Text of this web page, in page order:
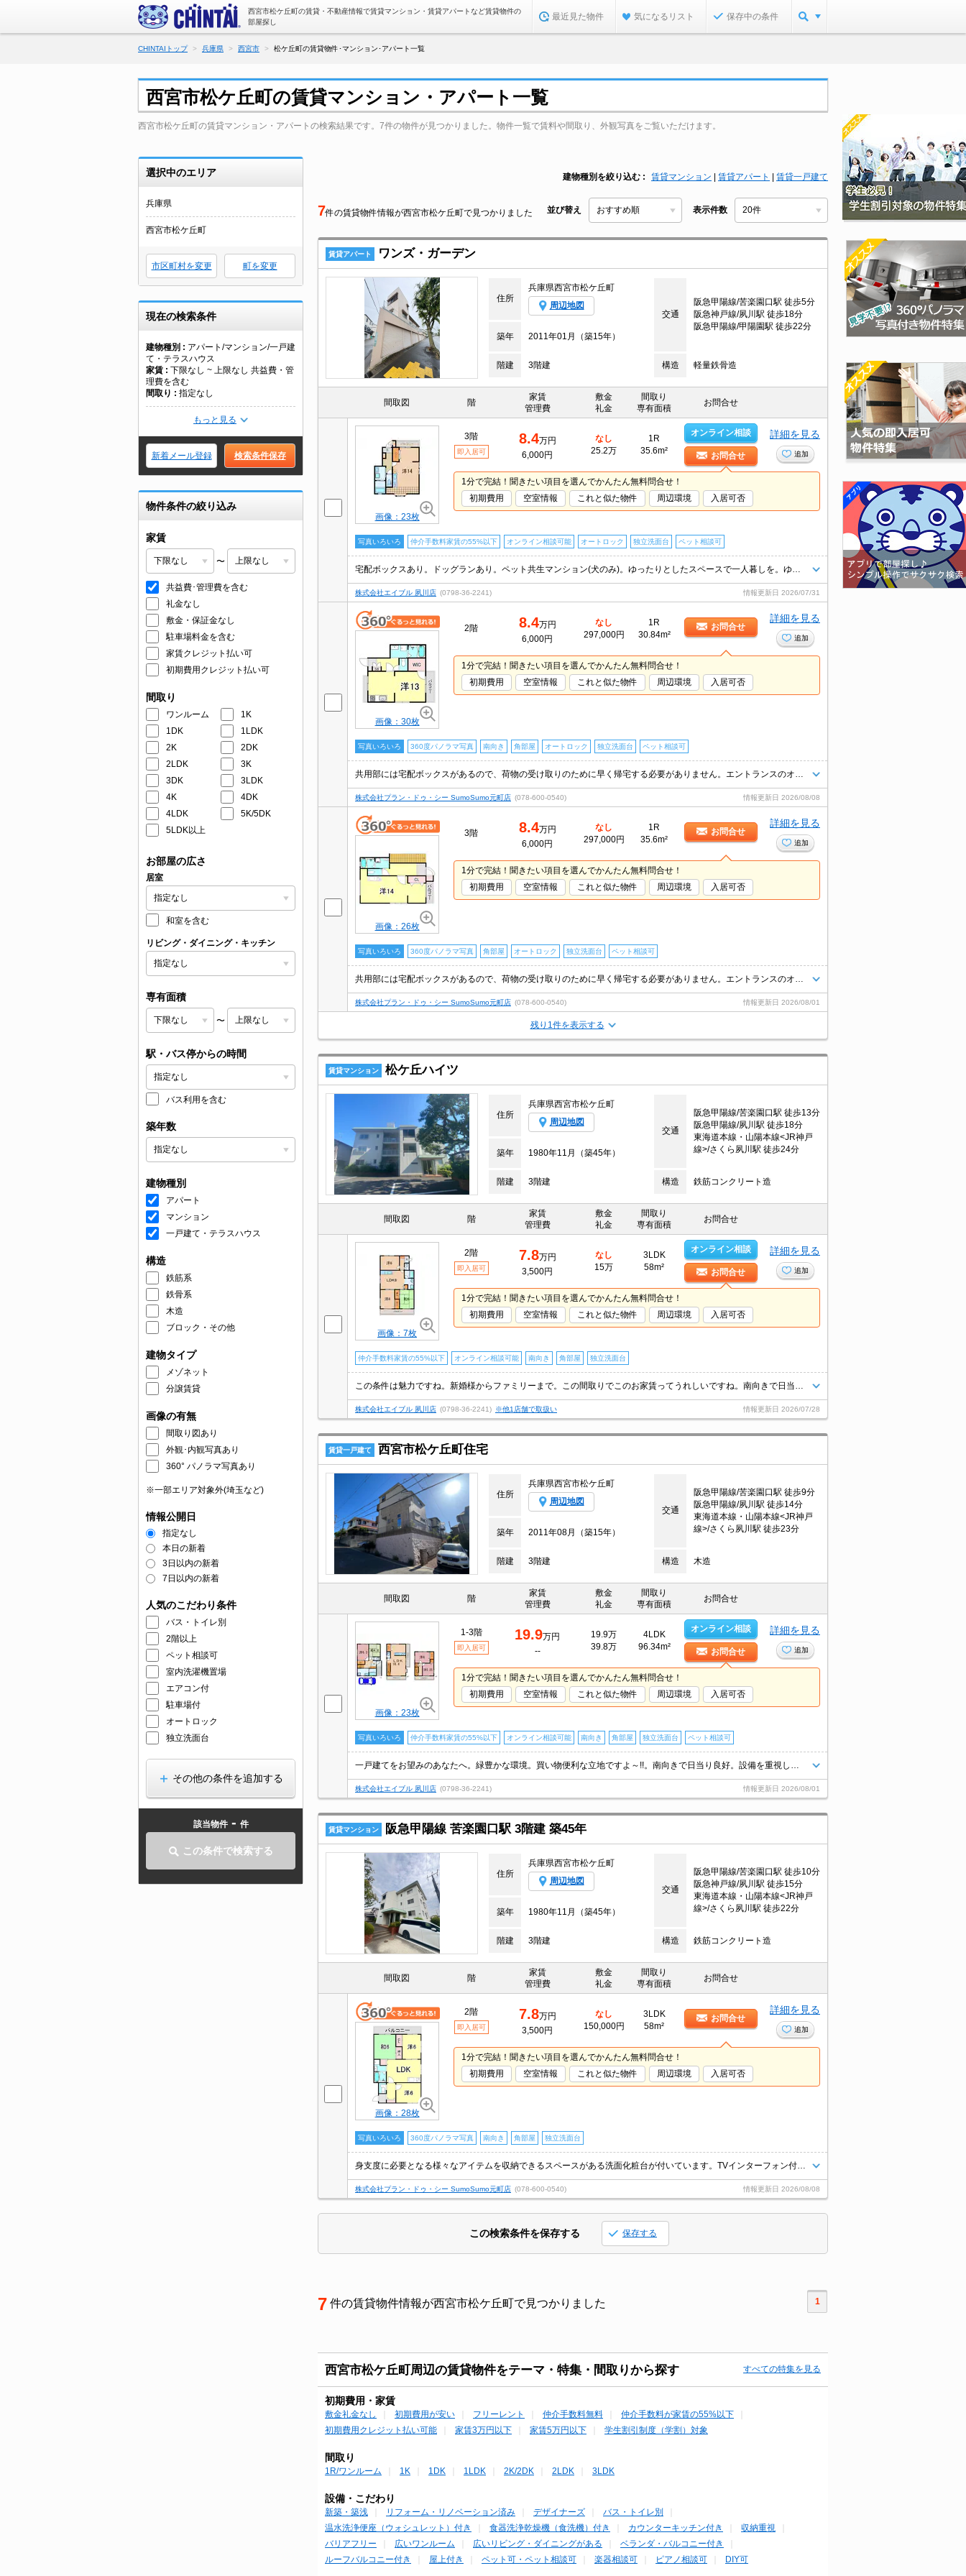
西宮市松ケ丘町の賃貸・不動産情報で賃貸マンション・賃貸アパートなど賃貸物件の
部屋探し
最近見た物件 気になるリスト 保存中の条件
CHINTAIトップ 兵庫県 西宮市 松ケ丘町の賃貸物件･マンション･アパート一覧
西宮市松ケ丘町の賃貸マンション・アパート一覧
西宮市松ケ丘町の賃貸マンション・アパートの検索結果です。7件の物件が見つかりました。物件一覧で賃料や間取り、外観写真をご覧いただけます。
選択中のエリア
兵庫県
西宮市松ケ丘町
市区町村を変更 町を変更
現在の検索条件
建物種別
アパート/マンション/一戸建
て・テラスハウス
家賃
下限なし ~ 上限なし 共益費・管
理費を含む
間取り
指定なし
もっと見る
新着メール登録 検索条件保存
物件条件の絞り込み
家賃
〜
共益費･管理費を含む
礼金なし
敷金・保証金なし
駐車場料金を含む
家賃クレジット払い可
初期費用クレジット払い可
間取り
ワンルーム
1K
1DK
1LDK
2K
2DK
2LDK
3K
3DK
3LDK
4K
4DK
4LDK
5K/5DK
5LDK以上
お部屋の広さ
居室
和室を含む
リビング・ダイニング・キッチン
専有面積
〜
駅・バス停からの時間
バス利用を含む
築年数
建物種別
アパート
マンション
一戸建て・テラスハウス
構造
鉄筋系
鉄骨系
木造
ブロック・その他
建物タイプ
メゾネット
分譲賃貸
画像の有無
間取り図あり
外観･内観写真あり
360° パノラマ写真あり
※一部エリア対象外(埼玉など)
情報公開日
指定なし
本日の新着
3日以内の新着
7日以内の新着
人気のこだわり条件
バス・トイレ別
2階以上
ペット相談可
室内洗濯機置場
エアコン付
駐車場付
オートロック
独立洗面台
その他の条件を追加する
該当物件 - 件
この条件で検索する
建物種別を絞り込む 賃貸マンション 賃貸アパート 賃貸一戸建て
7件の賃貸物件情報が西宮市松ケ丘町で見つかりました 並び替え 表示件数
賃貸アパート ワンズ・ガーデン
住所
兵庫県西宮市松ケ丘町
周辺地図
交通
阪急甲陽線/苦楽園口駅 徒歩5分
阪急神戸線/夙川駅 徒歩18分
阪急甲陽線/甲陽園駅 徒歩22分
築年
2011年01月（築15年）
階建 3階建 構造 軽量鉄骨造
間取図 階
家賃
管理費
敷金
礼金
間取り
専有面積
お問合せ
画像：23枚
3階
即入居可
8.4万円
6,000円
なし
25.2万
1R
35.6m²
オンライン相談
お問合せ
詳細を見る
追加
1分で完結！聞きたい項目を選んでかんたん無料問合せ！
初期費用
空室情報 これと似た物件 周辺環境 入居可否
写真いろいろ 仲介手数料家賃の55%以下 オンライン相談可能 オートロック 独立洗面台 ペット相談可
株式会社エイブル 夙川店 (0798-36-2241) 情報更新日 2026/07/31
画像：30枚
2階 8.4万円
6,000円
なし
297,000円
1R
30.84m²
お問合せ
詳細を見る
追加
1分で完結！聞きたい項目を選んでかんたん無料問合せ！
初期費用
空室情報 これと似た物件 周辺環境 入居可否
写真いろいろ 360度パノラマ写真 南向き 角部屋 オートロック 独立洗面台 ペット相談可
株式会社プラン・ドゥ・シー SumoSumo元町店 (078-600-0540) 情報更新日 2026/08/08
画像：26枚
3階 8.4万円
6,000円
なし
297,000円
1R
35.6m²
お問合せ
詳細を見る
追加
1分で完結！聞きたい項目を選んでかんたん無料問合せ！
初期費用
空室情報 これと似た物件 周辺環境 入居可否
写真いろいろ 360度パノラマ写真 角部屋 オートロック 独立洗面台 ペット相談可
株式会社プラン・ドゥ・シー SumoSumo元町店 (078-600-0540) 情報更新日 2026/08/01
残り1件を表示する
賃貸マンション 松ケ丘ハイツ
住所
兵庫県西宮市松ケ丘町
周辺地図
交通
阪急甲陽線/苦楽園口駅 徒歩13分
阪急甲陽線/夙川駅 徒歩18分
東海道本線・山陽本線<JR神戸
線>/さくら夙川駅 徒歩24分
築年 1980年11月（築45年）
階建 3階建 構造 鉄筋コンクリート造
間取図 階
家賃
管理費
敷金
礼金
間取り
専有面積
お問合せ
画像：7枚
2階
即入居可
7.8万円
3,500円
なし
15万
3LDK
58m²
オンライン相談
お問合せ
詳細を見る
追加
1分で完結！聞きたい項目を選んでかんたん無料問合せ！
初期費用
空室情報 これと似た物件 周辺環境 入居可否
仲介手数料家賃の55%以下 オンライン相談可能 南向き 角部屋 独立洗面台
株式会社エイブル 夙川店 (0798-36-2241) ※他1店舗で取扱い 情報更新日 2026/07/28
賃貸一戸建て 西宮市松ケ丘町住宅
住所
兵庫県西宮市松ケ丘町
周辺地図
交通
阪急甲陽線/苦楽園口駅 徒歩9分
阪急甲陽線/夙川駅 徒歩14分
東海道本線・山陽本線<JR神戸
線>/さくら夙川駅 徒歩23分
築年 2011年08月（築15年）
階建 3階建 構造 木造
間取図 階
家賃
管理費
敷金
礼金
間取り
専有面積
お問合せ
画像：23枚
1-3階
即入居可
19.9万円
--
19.9万
39.8万
4LDK
96.34m²
オンライン相談
お問合せ
詳細を見る
追加
1分で完結！聞きたい項目を選んでかんたん無料問合せ！
初期費用
空室情報 これと似た物件 周辺環境 入居可否
写真いろいろ 仲介手数料家賃の55%以下 オンライン相談可能 南向き 角部屋 独立洗面台 ペット相談可
株式会社エイブル 夙川店 (0798-36-2241) 情報更新日 2026/08/01
賃貸マンション 阪急甲陽線 苦楽園口駅 3階建 築45年
住所
兵庫県西宮市松ケ丘町
周辺地図
交通
阪急甲陽線/苦楽園口駅 徒歩10分
阪急神戸線/夙川駅 徒歩15分
東海道本線・山陽本線<JR神戸
線>/さくら夙川駅 徒歩22分
築年 1980年11月（築45年）
階建 3階建 構造 鉄筋コンクリート造
間取図 階
家賃
管理費
敷金
礼金
間取り
専有面積
お問合せ
画像：28枚
2階
即入居可
7.8万円
3,500円
なし
150,000円
3LDK
58m²
お問合せ
詳細を見る
追加
1分で完結！聞きたい項目を選んでかんたん無料問合せ！
初期費用
空室情報 これと似た物件 周辺環境 入居可否
写真いろいろ 360度パノラマ写真 南向き 角部屋 独立洗面台
株式会社プラン・ドゥ・シー SumoSumo元町店 (078-600-0540) 情報更新日 2026/08/08
この検索条件を保存する 保存する
7 件の賃貸物件情報が西宮市松ケ丘町で見つかりました 1
西宮市松ケ丘町周辺の賃貸物件をテーマ・特集・間取りから探す すべての特集を見る
初期費用・家賃
敷金礼金なし 初期費用が安い フリーレント 仲介手数料無料
仲介手数料が家賃の55%以下
初期費用クレジット払い可能
家賃3万円以下 家賃5万円以下 学生割引制度（学割）対象
間取り
1R/ワンルーム 1K 1DK 1LDK 2K/2DK 2LDK 3LDK
設備・こだわり
新築・築浅 リフォーム・リノベーション済み デザイナーズ
バス・トイレ別
温水洗浄便座（ウォシュレット）付き
食器洗浄乾燥機（食洗機）付き カウンターキッチン付き
収納重視
バリアフリー
広いワンルーム 広いリビング・ダイニングがある
ベランダ・バルコニー付き
ルーフバルコニー付き
屋上付き ペット可・ペット相談可 楽器相談可 ピアノ相談可 DIY可